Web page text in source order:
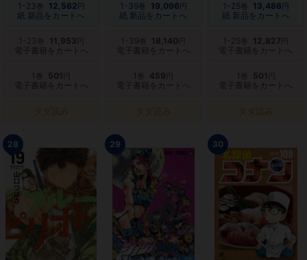
1-23巻 12,562 円
紙 新品をカートへ
1-23 11,953
電子書籍をカートへ
1 501
電子書籍をカートへ
タダ読み
1-39巻 19,096 円
紙 新品をカートへ
1-39 18,140
電子書籍をカートへ
1 459
電子書籍をカートへ
タダ読み
1-25巻 13,486 円
紙 新品をカートへ
1-25 12,827
電子書籍をカートへ
1 501
電子書籍をカートへ
タダ読み
28 29 30